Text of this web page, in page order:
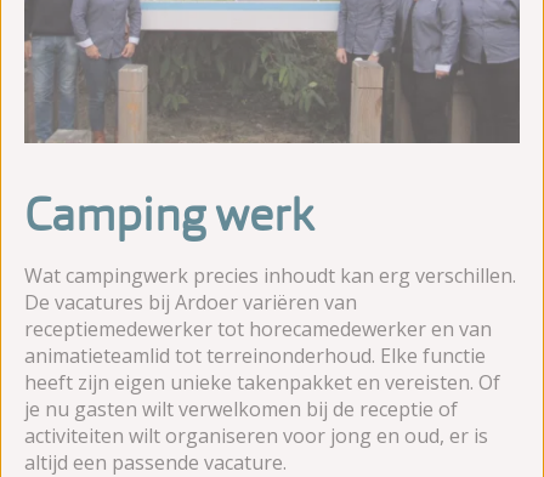
Camping werk
Wat campingwerk precies inhoudt kan erg verschillen.
De vacatures bij Ardoer variëren van
receptiemedewerker tot horecamedewerker en van
animatieteamlid tot terreinonderhoud. Elke functie
heeft zijn eigen unieke takenpakket en vereisten. Of
je nu gasten wilt verwelkomen bij de receptie of
activiteiten wilt organiseren voor jong en oud, er is
altijd een passende vacature.